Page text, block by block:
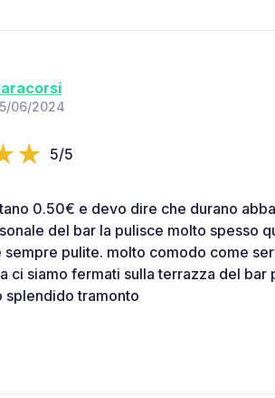
06/2024
5/5
0.50€ e devo dire che durano
del bar la pulisce molto spesso
sempre pulite. molto comodo come
ci siamo fermati sulla terrazza del bar
splendido tramonto